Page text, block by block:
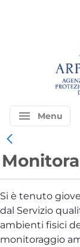
menu Menu
Si è tenuto
dal Servizio
ambienti fisici
monitoraggio